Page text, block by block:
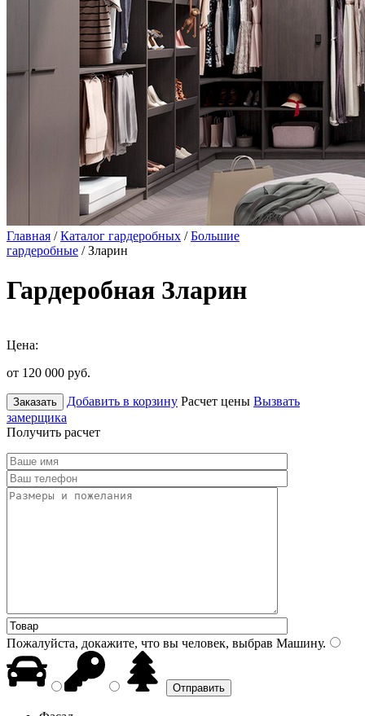
Главная /Каталог гардеробных /Большие
гардеробные / Зларин
Гардеробная Зларин
Цена:
от 120 000 руб.
Заказать Добавить в корзину Расчет цены Вызвать
замерщика
Получить расчет
Пожалуйста, докажите, что вы человек, выбрав Машину.